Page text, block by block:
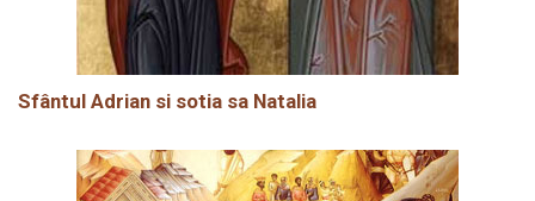
Sfântul Adrian si sotia sa Natalia